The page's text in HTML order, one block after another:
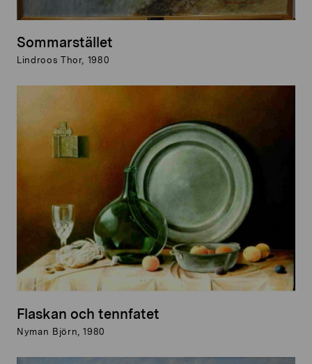
Sommarstället
Lindroos Thor, 1980
Flaskan och tennfatet
Nyman Björn, 1980